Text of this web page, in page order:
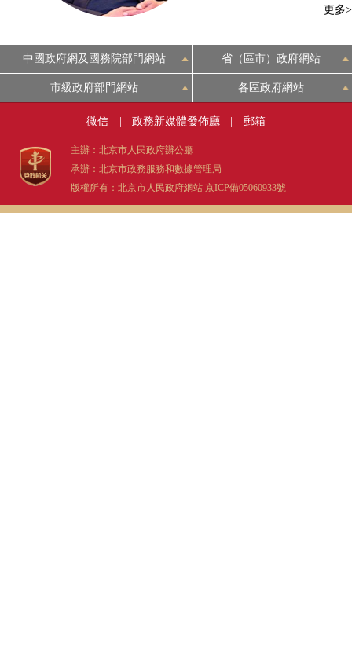
更多
中國政府網及國務院部門網站 省（區市）政府網站
市級政府部門網站 各區政府網站
微信 政務新媒體發佈廳 郵箱
主辦：北京市人民政府辦公廳
承辦：北京市政務服務和數據管理局
版權所有：北京市人民政府網站 京ICP備05060933號